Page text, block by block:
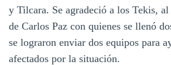
y Tilcara. Se agradeció a los Tekis,
de Carlos Paz con quienes se llenó
se lograron enviar dos equipos para
afectados por la situación.